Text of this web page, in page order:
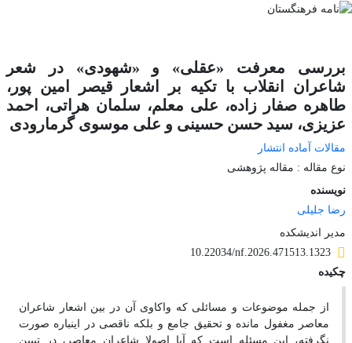
بررسی معرفت «عقلی» و «شهودی» در شعر
شاعران انقلاب با تکیه بر اشعار قیصر امین پور،
طاهره صفار زاده، علی معلم، سلمان هراتی، احمد
عزیزی، سید حسن حسینی و علی موسوی گرمارودی
مقالات آماده انتشار
نوع مقاله : مقاله پژوهشی
نویسنده
رضا جلیلی
مدیر اندیشکده
10.22034/nf.2026.471513.1323
چکیده
از جمله موضوعات و مسائلی که واکاوی آن در بین اشعار شاعران
معاصر مغفول مانده و تحقیق جامع و بلکه ناقصی در این‏باره صورت
نگرفته، این مسئله است که آیا اصولا شاعران معاصر، در تبیین